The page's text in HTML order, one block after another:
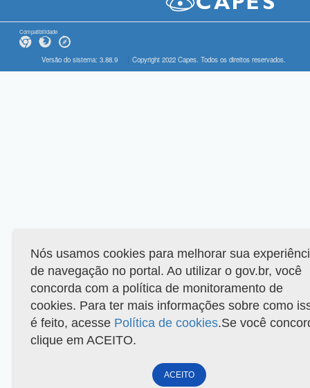
Compatibilidade
Versão do sistema: 3.88.9 Copyright 2022 Capes. Todos os direitos reservados.
Nós usamos cookies para melhorar sua
de navegação no portal. Ao utilizar o gov.br, você
concorda com a política de monitoramento de
cookies. Para ter mais informações sobre como
é feito, acesse Política de cookies.Se você
clique em ACEITO.
ACEITO